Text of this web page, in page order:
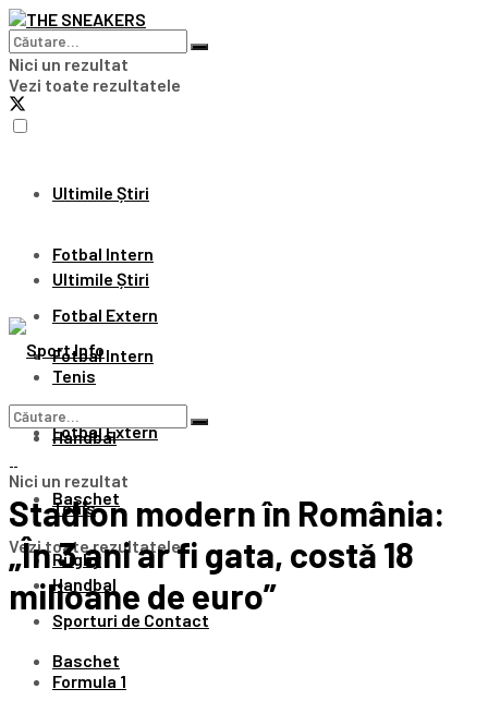
Nici un rezultat
Vezi toate rezultatele
Ultimile Știri
Fotbal Intern
Fotbal Extern
Tenis
Handbal
Baschet
Rugby
Sporturi de Contact
Formula 1
Ultimile Știri
Fotbal Intern
Fotbal Extern
Tenis
Handbal
Baschet
Nici un rezultat
Vezi toate rezultatele
Stadion modern în România:
„În 3 ani ar fi gata, costă 18
milioane de euro”